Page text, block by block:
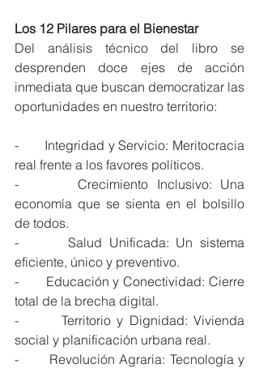
Los 12 Pilares para el Bienestar
Del análisis técnico del libro se
desprenden doce ejes de acción
inmediata que buscan democratizar las
oportunidades en nuestro territorio:
-       Integridad y Servicio: Meritocracia
real frente a los favores políticos.
-       Crecimiento Inclusivo: Una
economía que se sienta en el bolsillo
de todos.
-       Salud Unificada: Un sistema
eficiente, único y preventivo.
-       Educación y Conectividad: Cierre
total de la brecha digital.
-       Territorio y Dignidad: Vivienda
social y planificación urbana real.
-       Revolución Agraria: Tecnología y